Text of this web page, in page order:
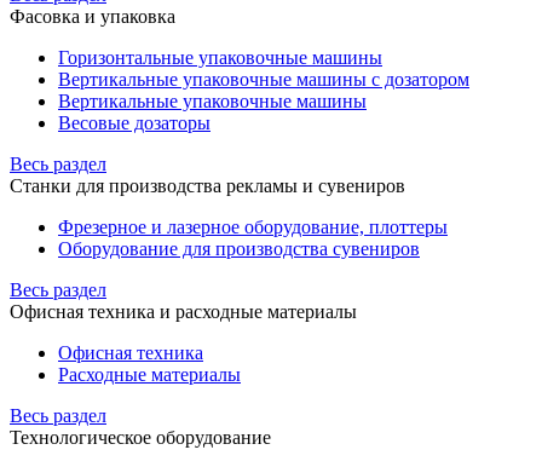
Фасовка и упаковка
Горизонтальные упаковочные машины
Вертикальные упаковочные машины с дозатором
Вертикальные упаковочные машины
Весовые дозаторы
Весь раздел
Станки для производства рекламы и сувениров
Фрезерное и лазерное оборудование, плоттеры
Оборудование для производства сувениров
Весь раздел
Офисная техника и расходные материалы
Офисная техника
Расходные материалы
Весь раздел
Технологическое оборудование